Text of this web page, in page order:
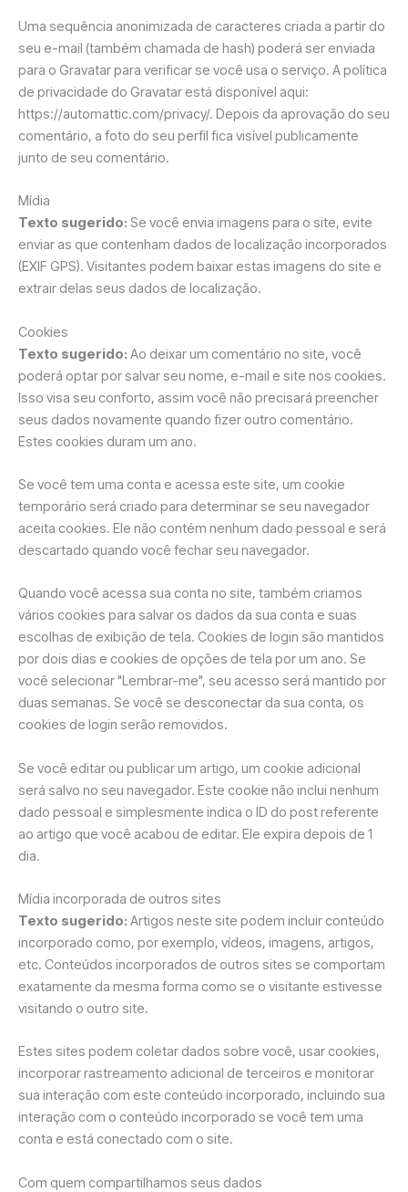
Uma sequência anonimizada de caracteres criada a partir do
seu e-mail (também chamada de hash) poderá ser enviada
para o Gravatar para verificar se você usa o serviço. A política
de privacidade do Gravatar está disponível aqui:
https://automattic.com/privacy/. Depois da aprovação do seu
comentário, a foto do seu perfil fica visível publicamente
junto de seu comentário.
Mídia
Texto sugerido: Se você envia imagens para o site, evite
enviar as que contenham dados de localização incorporados
(EXIF GPS). Visitantes podem baixar estas imagens do site e
extrair delas seus dados de localização.
Cookies
Texto sugerido: Ao deixar um comentário no site, você
poderá optar por salvar seu nome, e-mail e site nos cookies.
Isso visa seu conforto, assim você não precisará preencher
seus dados novamente quando fizer outro comentário.
Estes cookies duram um ano.
Se você tem uma conta e acessa este site, um cookie
temporário será criado para determinar se seu navegador
aceita cookies. Ele não contém nenhum dado pessoal e será
descartado quando você fechar seu navegador.
Quando você acessa sua conta no site, também criamos
vários cookies para salvar os dados da sua conta e suas
escolhas de exibição de tela. Cookies de login são mantidos
por dois dias e cookies de opções de tela por um ano. Se
você selecionar "Lembrar-me", seu acesso será mantido por
duas semanas. Se você se desconectar da sua conta, os
cookies de login serão removidos.
Se você editar ou publicar um artigo, um cookie adicional
será salvo no seu navegador. Este cookie não inclui nenhum
dado pessoal e simplesmente indica o ID do post referente
ao artigo que você acabou de editar. Ele expira depois de 1
dia.
Mídia incorporada de outros sites
Texto sugerido: Artigos neste site podem incluir conteúdo
incorporado como, por exemplo, vídeos, imagens, artigos,
etc. Conteúdos incorporados de outros sites se comportam
exatamente da mesma forma como se o visitante estivesse
visitando o outro site.
Estes sites podem coletar dados sobre você, usar cookies,
incorporar rastreamento adicional de terceiros e monitorar
sua interação com este conteúdo incorporado, incluindo sua
interação com o conteúdo incorporado se você tem uma
conta e está conectado com o site.
Com quem compartilhamos seus dados